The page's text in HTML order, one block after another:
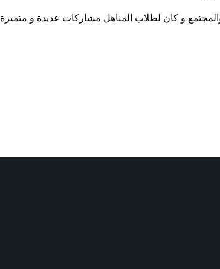
و كان لطلاب المناهل مشاركات عديدة و متميزة